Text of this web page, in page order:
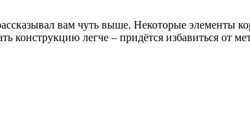
вам чуть выше. Некоторые элементы
легче – придётся избавиться от